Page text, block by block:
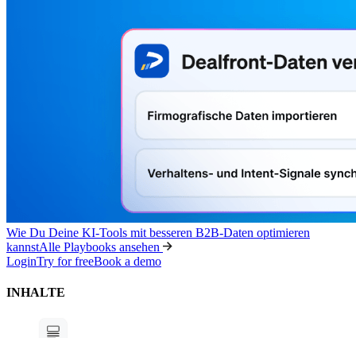
Wie Du Deine KI-Tools mit besseren B2B-Daten optimieren
kannstAlle Playbooks ansehen
LoginTry for freeBook a demo
INHALTE